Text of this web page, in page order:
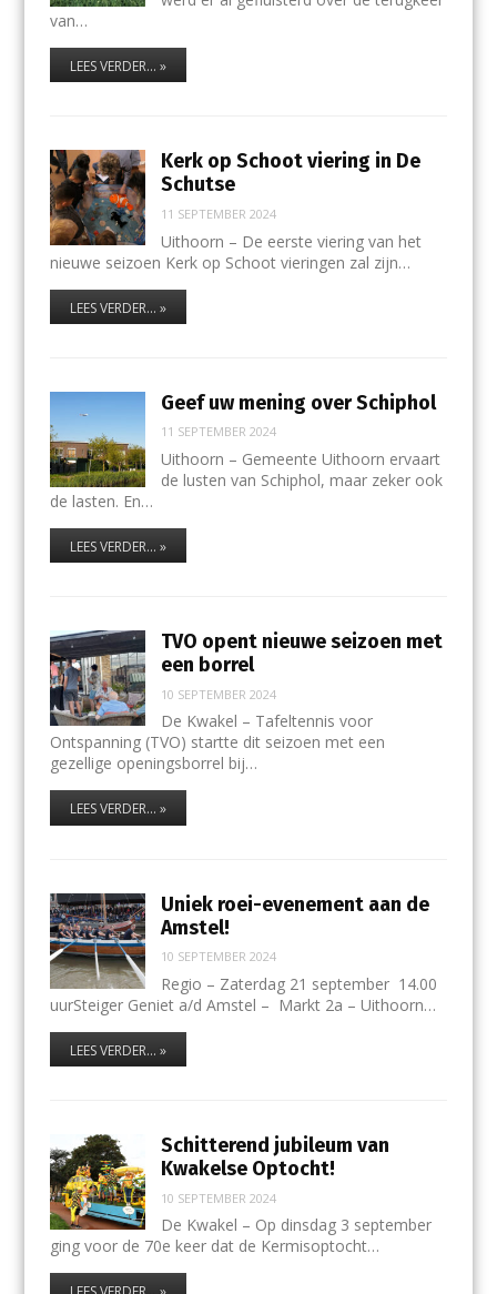
van…
LEES VERDER... »
Kerk op Schoot viering in De
Schutse
11 SEPTEMBER 2024
Uithoorn – De eerste viering van het
nieuwe seizoen Kerk op Schoot vieringen zal zijn…
LEES VERDER... »
Geef uw mening over Schiphol
11 SEPTEMBER 2024
Uithoorn – Gemeente Uithoorn ervaart
de lusten van Schiphol, maar zeker ook
de lasten. En…
LEES VERDER... »
TVO opent nieuwe seizoen met
een borrel
10 SEPTEMBER 2024
De Kwakel – Tafeltennis voor
Ontspanning (TVO) startte dit seizoen met een
gezellige openingsborrel bij…
LEES VERDER... »
Uniek roei-evenement aan de
Amstel!
10 SEPTEMBER 2024
Regio – Zaterdag 21 september 14.00
uurSteiger Geniet a/d Amstel – Markt 2a – Uithoorn…
LEES VERDER... »
Schitterend jubileum van
Kwakelse Optocht!
10 SEPTEMBER 2024
De Kwakel – Op dinsdag 3 september
ging voor de 70e keer dat de Kermisoptocht…